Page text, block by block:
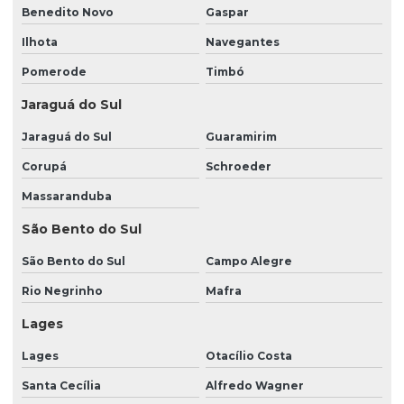
Limpeza e conservação de ambientes
Limpeza e conservação de condomínios
Limpeza e conservação predial
Limpeza predial em condomínio
Portaria 24 horas
Benedito Novo Gaspar
Ilhota Navegantes
Pomerode Timbó
Jaraguá do Sul
Jaraguá do Sul Guaramirim
Corupá Schroeder
Massaranduba
São Bento do Sul
São Bento do Sul Campo Alegre
Rio Negrinho Mafra
Lages
Lages Otacílio Costa
Santa Cecília Alfredo Wagner